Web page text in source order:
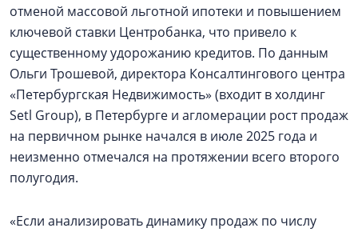
отменой массовой льготной ипотеки и повышением
ключевой ставки Центробанка, что привело к
существенному удорожанию кредитов. По данным
Ольги Трошевой, директора Консалтингового центра
«Петербургская Недвижимость» (входит в холдинг
Setl Group), в Петербурге и агломерации рост продаж
на первичном рынке начался в июле 2025 года и
неизменно отмечался на протяжении всего второго
полугодия.
«Если анализировать динамику продаж по числу